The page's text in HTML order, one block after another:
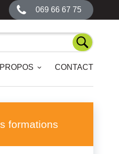
069 66 67 75
CONTACT
formations